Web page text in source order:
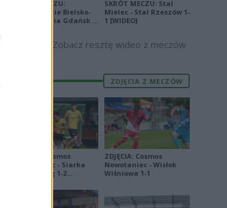
SKRÓT MECZU:
Podbeskidzie Bielsko-
Biała - Lechia Gdańsk 2-
SKRÓT MECZU: Stal
Mielec - Stal Rzeszów 1-
1 [WIDEO]
Zobacz resztę wideo z meczów
ZDJĘCIA Z MECZÓW
ZDJĘCIA: Cosmos
Nowotaniec - Siarka
Tarnobrzeg 1-2
ZDJĘCIA: Cosmos
Nowotaniec - Wisłok
Wiśniowa 1-1